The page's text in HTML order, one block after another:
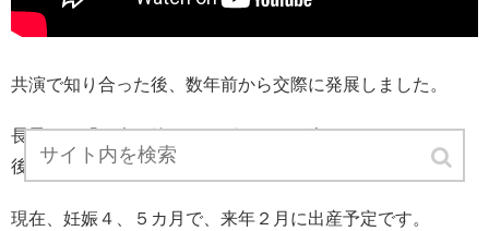
共演で知り合った後、数年前から交際に発展しました。
長男から「３人一緒になればこれから楽しくなるね」との
後押しもあり、再婚を決意したとのことです。
現在、妊娠４、５カ月で、来年２月に出産予定です。